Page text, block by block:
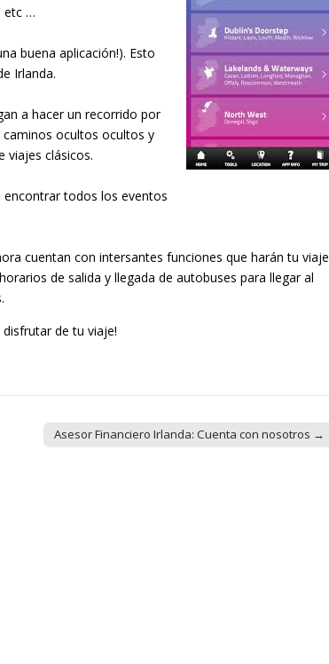
etc …
buena aplicación!). Esto
Irlanda.
a hacer un recorrido por
ocultos ocultos y
viajes clásicos.
encontrar todos los eventos
cuentan con intersantes funciones que harán tu viaje
de salida y llegada de autobuses para llegar al
disfrutar de tu viaje!
Asesor Financiero Irlanda: Cuenta con nosotros →